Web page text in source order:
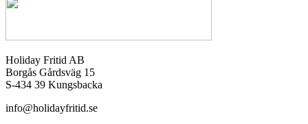
Holiday Fritid AB
Borgås Gårdsväg 15
S-434 39 Kungsbacka
info@holidayfritid.se